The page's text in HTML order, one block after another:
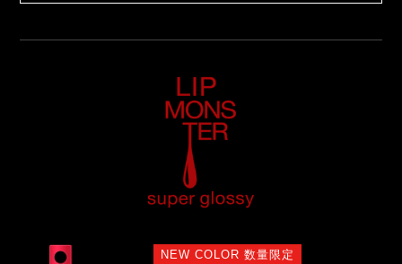
NEW COLOR 数量限定